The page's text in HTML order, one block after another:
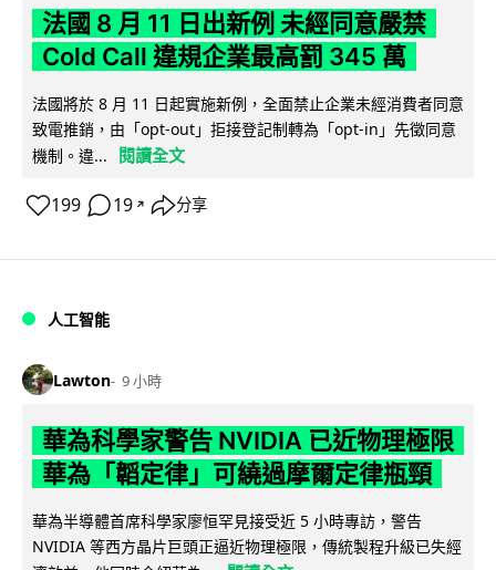
法國 8 月 11 日出新例 未經同意嚴禁
Cold Call 違規企業最高罰 345 萬
法國將於 8 月 11 日起實施新例，全面禁止企業未經消費者同意
致電推銷，由「opt-out」拒接登記制轉為「opt-in」先徵同意
機制。違...
閱讀全文
199 19 ↗ 分享
人工智能
Lawton 9 小時
華為科學家警告 NVIDIA 已近物理極限
華為「韜定律」可繞過摩爾定律瓶頸
華為半導體首席科學家廖恒罕見接受近 5 小時專訪，警告
NVIDIA 等西方晶片巨頭正逼近物理極限，傳統製程升級已失經